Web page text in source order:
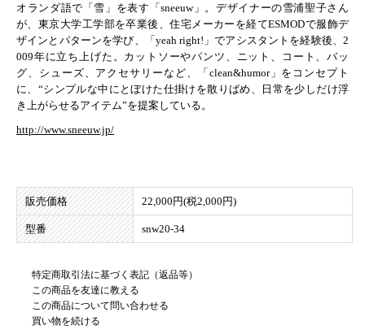
オランダ語で「雪」を表す「sneeuw」。デザイナーの雪浦聖子さん
が、東京大学工学部を卒業後、住宅メーカーを経てESMODで服飾デ
ザインとパターンを学び、「yeah right!」でアシスタントを経験後、2
009年に立ち上げた。カットソーやパンツ、ニット、コート、バッ
グ、シューズ、アクセサリーなど、「clean&humor」をコンセプト
に、“シンプルな中にとぼけた仕掛けを散りばめ、日常を少しだけ浮
き上がらせるアイテム”を提案している。
http://www.sneeuw.jp/
販売価格 22,000円(税2,000円)
型番 snw20-34
特定商取引法に基づく表記（返品等）
この商品を友達に教える
この商品について問い合わせる
買い物を続ける